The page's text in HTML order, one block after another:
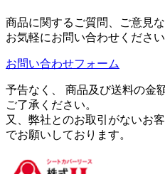
商品に関するご質問、ご意見な
お気軽にお問い合わせください
お問い合わせフォーム
予告なく、 商品及び送料の金
ご了承ください。
又、弊社とのお取引がないお
でお願いしております。